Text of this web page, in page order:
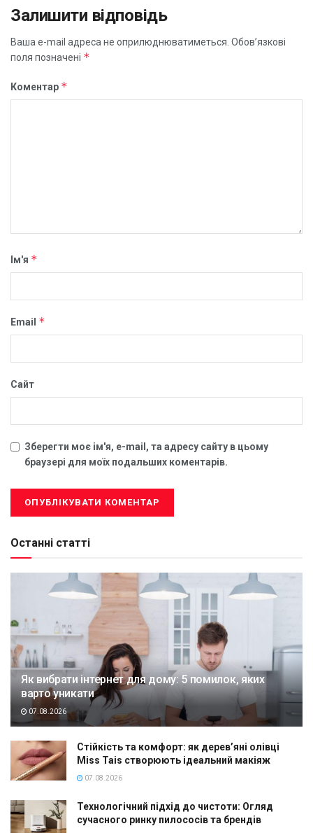
Залишити відповідь
Ваша e-mail адреса не оприлюднюватиметься. Обов’язкові
поля позначені *
Коментар *
Ім'я *
Email *
Сайт
Зберегти моє ім'я, e-mail, та адресу сайту в цьому
браузері для моїх подальших коментарів.
Останні статті
Як вибрати інтернет для дому: 5 помилок, яких
варто уникати
07.08.2026
Стійкість та комфорт: як дерев’яні олівці
Miss Tais створюють ідеальний макіяж
07.08.2026
Технологічний підхід до чистоти: Огляд
сучасного ринку пилососів та брендів